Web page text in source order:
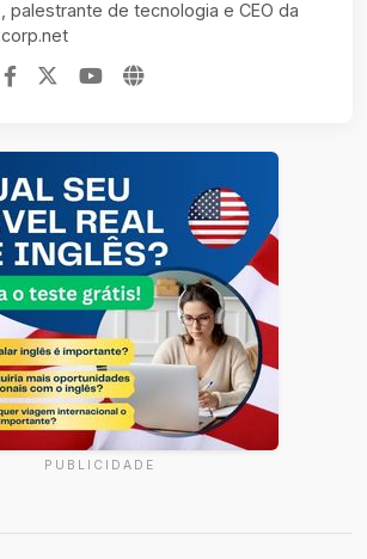
palestrante de tecnologia e CEO da
PUBLICIDADE